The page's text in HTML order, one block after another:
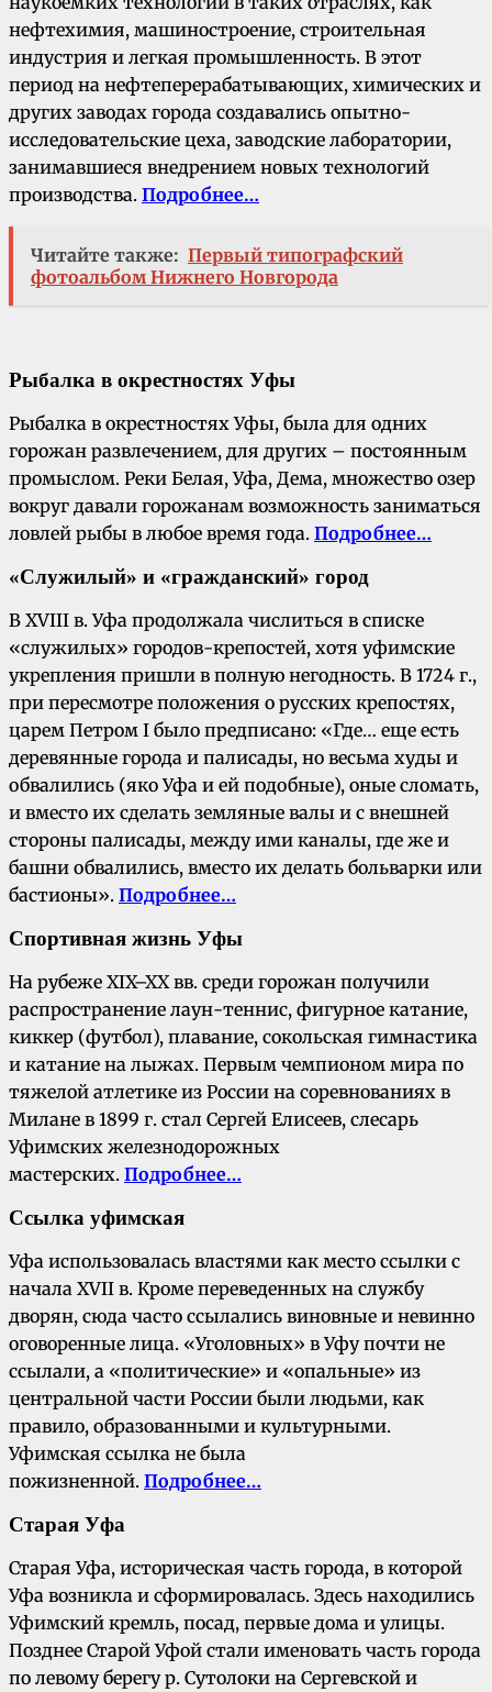
нефтехимия, машиностроение, строительная
индустрия и легкая промышленность. В этот
период на нефтеперерабатывающих, химических и
других заводах города создавались опытно-
исследовательские цеха, заводские лаборатории,
занимавшиеся внедрением новых технологий
производства. Подробнее…
Читайте также: Первый типографский
фотоальбом Нижнего Новгорода
Рыбалка в окрестностях Уфы
Рыбалка в окрестностях Уфы, была для одних
горожан развлечением, для других – постоянным
промыслом. Реки Белая, Уфа, Дема, множество озер
вокруг давали горожанам возможность заниматься
ловлей рыбы в любое время года. Подробнее…
«Служилый» и «гражданский» город
В XVIII в. Уфа продолжала числиться в списке
«служилых» городов-крепостей, хотя уфимские
укрепления пришли в полную негодность. В 1724 г.,
при пересмотре положения о русских крепостях,
царем Петром I было предписано: «Где… еще есть
деревянные города и палисады, но весьма худы и
обвалились (яко Уфа и ей подобные), оные сломать,
и вместо их сделать земляные валы и с внешней
стороны палисады, между ими каналы, где же и
башни обвалились, вместо их делать больварки или
бастионы». Подробнее…
Спортивная жизнь Уфы
На рубеже XIX–XX вв. среди горожан получили
распространение лаун-теннис, фигурное катание,
киккер (футбол), плавание, сокольская гимнастика
и катание на лыжах. Первым чемпионом мира по
тяжелой атлетике из России на соревнованиях в
Милане в 1899 г. стал Сергей Елисеев, слесарь
Уфимских железнодорожных
мастерских. Подробнее…
Ссылка уфимская
Уфа использовалась властями как место ссылки с
начала XVII в. Кроме переведенных на службу
дворян, сюда часто ссылались виновные и невинно
оговоренные лица. «Уголовных» в Уфу почти не
ссылали, а «политические» и «опальные» из
центральной части России были людьми, как
правило, образованными и культурными.
Уфимская ссылка не была
пожизненной. Подробнее…
Старая Уфа
Старая Уфа, историческая часть города, в которой
Уфа возникла и сформировалась. Здесь находились
Уфимский кремль, посад, первые дома и улицы.
Позднее Старой Уфой стали именовать часть города
по левому берегу р. Сутолоки на Сергевской и